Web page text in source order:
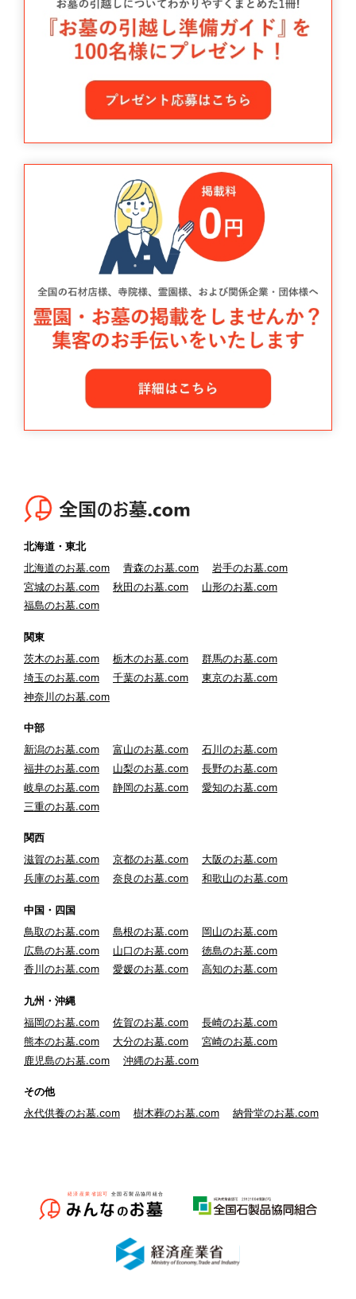
北海道・東北
北海道のお墓.com
青森のお墓.com
岩手のお墓.com
宮城のお墓.com
秋田のお墓.com
山形のお墓.com
福島のお墓.com
関東
茨木のお墓.com
栃木のお墓.com
群馬のお墓.com
埼玉のお墓.com
千葉のお墓.com
東京のお墓.com
神奈川のお墓.com
中部
新潟のお墓.com
富山のお墓.com
石川のお墓.com
福井のお墓.com
山梨のお墓.com
長野のお墓.com
岐阜のお墓.com
静岡のお墓.com
愛知のお墓.com
三重のお墓.com
関西
滋賀のお墓.com
京都のお墓.com
大阪のお墓.com
兵庫のお墓.com
奈良のお墓.com 和歌山のお墓.com
中国・四国
鳥取のお墓.com
島根のお墓.com
岡山のお墓.com
広島のお墓.com
山口のお墓.com
徳島のお墓.com
香川のお墓.com
愛媛のお墓.com 高知のお墓.com
九州・沖縄
福岡のお墓.com
佐賀のお墓.com
長崎のお墓.com
熊本のお墓.com
大分のお墓.com
宮崎のお墓.com
鹿児島のお墓.com
沖縄のお墓.com
その他
永代供養のお墓.com
樹木葬のお墓.com 納骨堂のお墓.com